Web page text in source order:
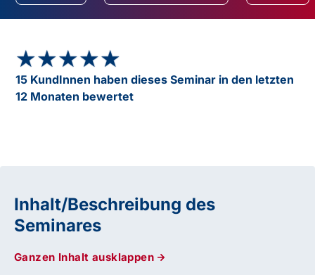
★★★★★
★★★★★
15 KundInnen haben dieses Seminar in den letzten
12 Monaten bewertet
Inhalt/Beschreibung des
Seminares
Ganzen Inhalt ausklappen